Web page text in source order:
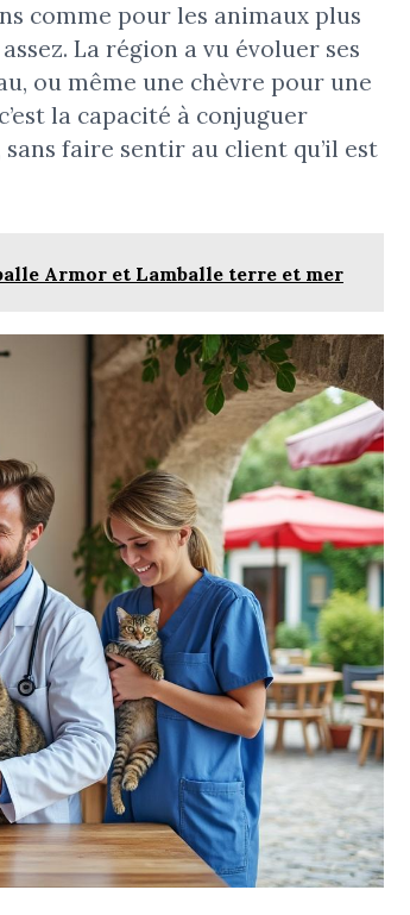
comme pour les animaux plus
La région a vu évoluer ses
ou même une chèvre pour une
la capacité à conjuguer
faire sentir au client qu’il est
Armor et Lamballe terre et mer